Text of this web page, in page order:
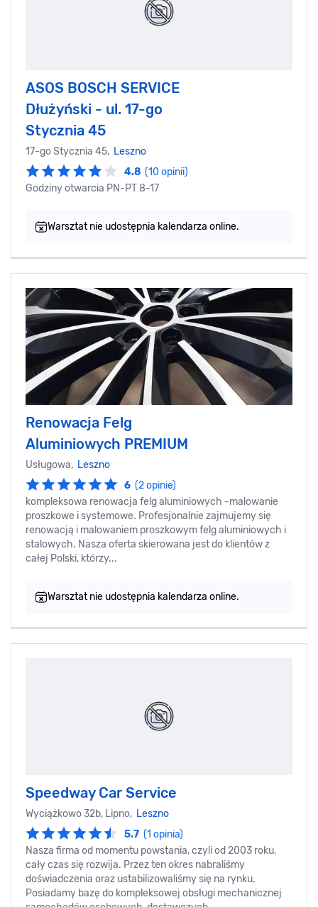
ASOS BOSCH SERVICE
Dłużyński - ul. 17-go
Stycznia 45
17-go Stycznia 45, Leszno
4.8 (10 opinii)
Godziny otwarcia PN-PT 8-17
Warsztat nie udostępnia kalendarza online.
Renowacja Felg
Aluminiowych PREMIUM
Usługowa, Leszno
6 (2 opinie)
kompleksowa renowacja felg aluminiowych -malowanie
proszkowe i systemowe. Profesjonalnie zajmujemy się
renowacją i malowaniem proszkowym felg aluminiowych i
stalowych. Nasza oferta skierowana jest do klientów z
całej Polski, którzy...
Warsztat nie udostępnia kalendarza online.
Speedway Car Service
Wyciążkowo 32b, Lipno, Leszno
5.7 (1 opinia)
Nasza firma od momentu powstania, czyli od 2003 roku,
cały czas się rozwija. Przez ten okres nabraliśmy
doświadczenia oraz ustabilizowaliśmy się na rynku.
Posiadamy bazę do kompleksowej obsługi mechanicznej